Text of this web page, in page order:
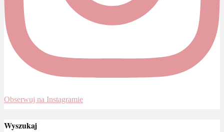
Obserwuj na Instagramie
Wyszukaj